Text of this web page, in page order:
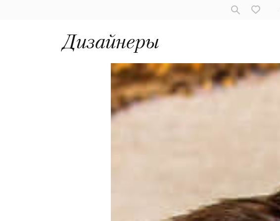
Дизайнеры